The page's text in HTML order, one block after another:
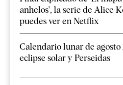
anhelos', la serie de Alice
puedes ver en Netflix
Calendario lunar de agosto
eclipse solar y Perseidas